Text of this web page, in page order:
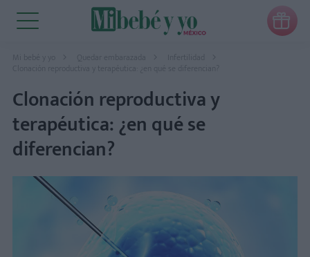

Mi bebé y yo
Infertilidad
Clonación reproductiva y terapéutica: ¿en qué se diferencian?
Clonación reproductiva y
terapéutica: ¿en qué se
diferencian?